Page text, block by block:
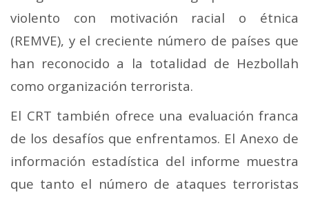
violento con motivación racial o étnica
(REMVE), y el creciente número de países que
han reconocido a la totalidad de Hezbollah
como organización terrorista.
El CRT también ofrece una evaluación franca
de los desafíos que enfrentamos. El Anexo de
información estadística del informe muestra
que tanto el número de ataques terroristas